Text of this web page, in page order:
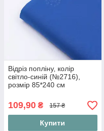
Відріз попліну, колір
світло-синій (№2716),
розмір 85*240 см
109,90 ₴ 157 ₴
Купити